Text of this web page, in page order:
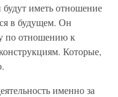
иметь отношение
в будущем. Он
по отношению к
Которые,
именно за